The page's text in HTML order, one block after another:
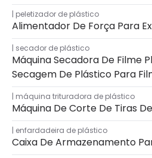
peletizador de plástico
Alimentador De Força Para
secador de plástico
Máquina Secadora De Filme
Secagem De Plástico Para
máquina trituradora de plástico
Máquina De Corte De Tiras
enfardadeira de plástico
Caixa De Armazenamento